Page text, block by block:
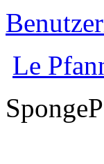
Le